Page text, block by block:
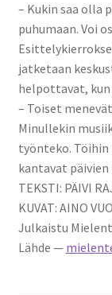
– Kukin saa olla
puhumaan. Voi
jatketaan
helpottavat,
– Toiset
Minullekin
työnteko.
kantavat päivien
TEKSTI: PÄIVI
KUVAT: AINO
Julkaistu
Lähde —